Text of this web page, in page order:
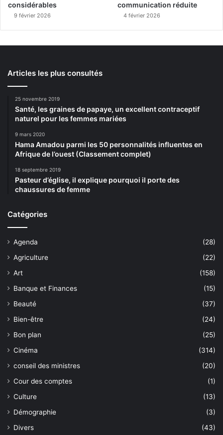
considérables
9 février 2026
communication réduite
4 février 2026
Articles les plus consultés
25 novembre 2019
Santé, les graines de papaye, un excellent contraceptif
naturel pour les femmes mariées
9 mars 2020
Hama Amadou parmi les 50 personnalités influentes en
Afrique de l’ouest (Classement complet)
18 septembre 2019
Pasteur d’église, il explique pourquoi il porte des
chaussures de femme
Catégories
Agenda
(28)
Agriculture
(22)
Art
(158)
Banque et Finances
(15)
Beauté
(37)
Bien-être
(24)
Bon plan
(25)
Cinéma
(314)
conseil des ministres
(20)
Cour des comptes
(1)
Culture
(13)
Démographie
(3)
Divers
(43)